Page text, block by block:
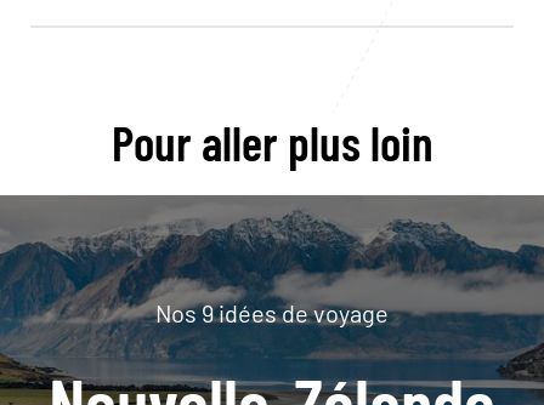
Pour aller plus loin
Nos 9 idées de voyage